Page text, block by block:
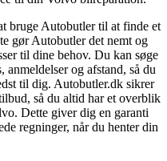
bruge Autobutler til at finde et
gør Autobutler det nemt og
til dine behov. Du kan søge
og afstand, så du
til dig. Autobutler.dk sikrer
så du altid har et overblik
Dette giver dig en garanti
regninger, når du henter din